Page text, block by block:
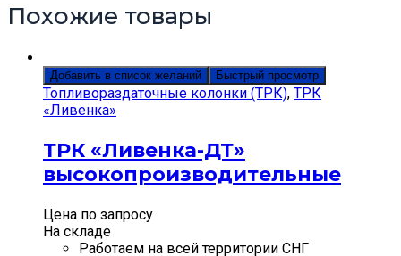
Похожие товары
Добавить в список желаний Быстрый просмотр
Топливораздаточные колонки (ТРК), ТРК
«Ливенка»
ТРК «Ливенка-ДТ»
высокопроизводительные
Цена по запросу
На складе
Работаем на всей территории СНГ